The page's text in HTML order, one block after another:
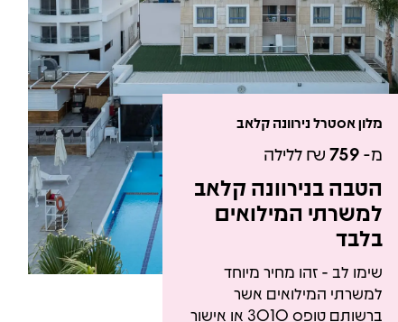
מלון אסטרל נירוונה קלאב
מ- 759₪ ללילה
הטבה בנירוונה קלאב
למשרתי המילואים
בלבד
שימו לב - זהו מחיר מיוחד
למשרתי המילואים אשר
ברשותם טופס 3010 או אישור